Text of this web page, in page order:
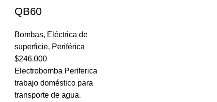
QB60
Bombas, Eléctrica de
superficie, Periférica
$246.000
Electrobomba Periferica
trabajo doméstico para
transporte de agua.